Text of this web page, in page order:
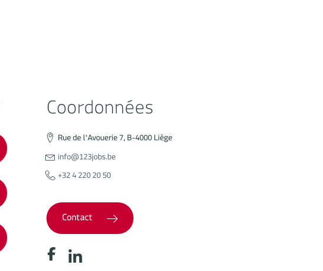
Coordonnées
Rue de l'Avouerie 7, B-4000 Liège
info@123jobs.be
+32 4 220 20 50
Contact